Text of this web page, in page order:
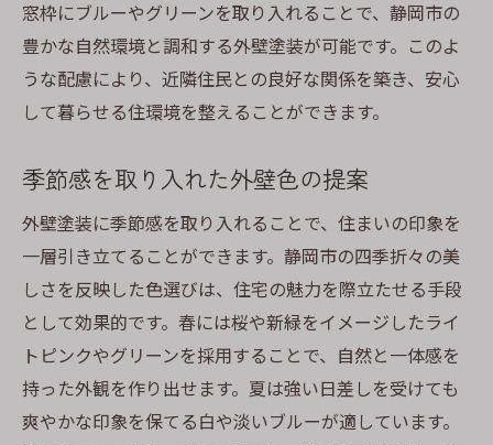
窓枠にブルーやグリーンを取り入れることで、静岡市の
豊かな自然環境と調和する外壁塗装が可能です。このよ
うな配慮により、近隣住民との良好な関係を築き、安心
して暮らせる住環境を整えることができます。
季節感を取り入れた外壁色の提案
外壁塗装に季節感を取り入れることで、住まいの印象を
一層引き立てることができます。静岡市の四季折々の美
しさを反映した色選びは、住宅の魅力を際立たせる手段
として効果的です。春には桜や新緑をイメージしたライ
トピンクやグリーンを採用することで、自然と一体感を
持った外観を作り出せます。夏は強い日差しを受けても
爽やかな印象を保てる白や淡いブルーが適しています。